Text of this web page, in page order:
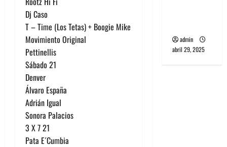
Dj Caso
T – Time (Los Tetas) + Boogie Mike
Movimiento Original
Pettinellis
Sábado 21
Denver
Álvaro España
Adrián Igual
Sonora Palacios
3 X 7 21
Pata E´Cumbia
admin
abril 29, 2025